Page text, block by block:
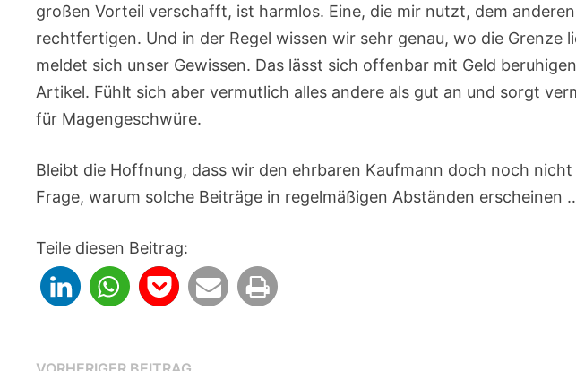
großen Vorteil verschafft, ist harmlos. Eine, die mir nutzt, dem
rechtfertigen. Und in der Regel wissen wir sehr genau, wo die Grenze
meldet sich unser Gewissen. Das lässt sich offenbar mit Geld
Artikel. Fühlt sich aber vermutlich alles andere als gut an und sorgt
für Magengeschwüre.
Bleibt die Hoffnung, dass wir den ehrbaren Kaufmann doch noch
Frage, warum solche Beiträge in regelmäßigen Abständen erscheinen
Teile diesen Beitrag: